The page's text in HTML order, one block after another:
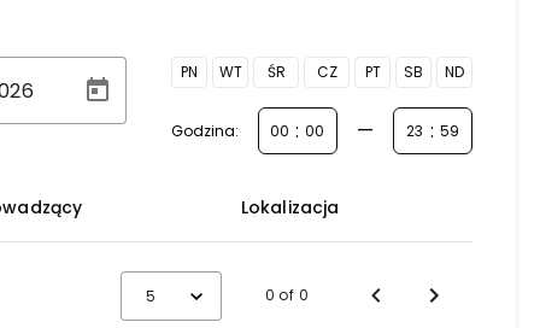
PN WT ŚR CZ PT SB ND
Godzina: : — :
Lokalizacja
5 0 of 0